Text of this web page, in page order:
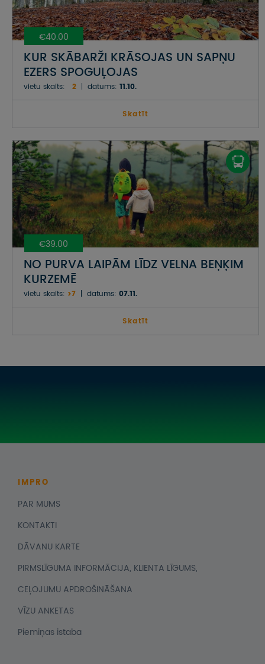
€40.00
KUR SKĀBARŽI KRĀSOJAS UN SAPŅU
EZERS SPOGUĻOJAS
vietu skaits: 2 datums: 11.10.
Skatīt
€39.00
NO PURVA LAIPĀM LĪDZ VELNA BEŅĶIM
KURZEMĒ
vietu skaits: >7 datums: 07.11.
Skatīt
IMPRO
PAR MUMS
KONTAKTI
DĀVANU KARTE
PIRMSLĪGUMA INFORMĀCIJA, KLIENTA LĪGUMS,
CEĻOJUMU APDROŠINĀŠANA
VĪZU ANKETAS
Piemiņas istaba